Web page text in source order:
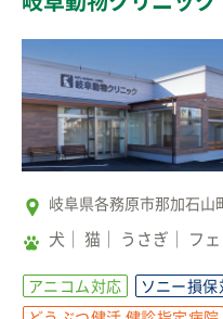
岐阜県各務原市那加石山
犬 猫 うさぎ フ
アニコム対応 ソニー損保